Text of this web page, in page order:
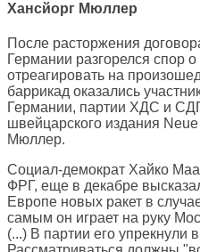
Хансйорг Мюллер
После расторжения
Германии разгорелся спор
отреагировать на
баррикад оказались
Германии, партии ХДС и
швейцарского издания
Мюллер.
Cоциал-демократ Хайко
ФРГ, еще в декабре
Европе новых ракет в
самым он играет на руку
(...) В партии его упрекнули